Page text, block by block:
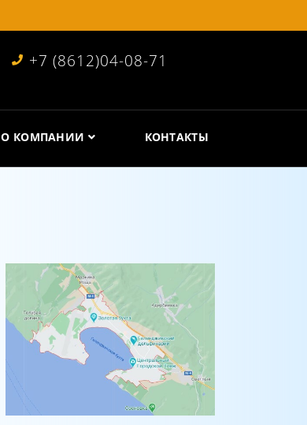
+7 (8612)04-08-71
О КОМПАНИИ
КОНТАКТЫ